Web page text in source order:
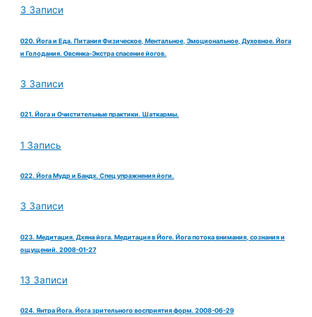
3 Записи
020. Йога и Еда. Питания Физическое, Ментальное, Эмоциональное, Духовное. Йога
и Голодания. Овсянка-Экстра спасение йогов.
3 Записи
021. Йога и Очистительные практики. Шаткармы.
1 Запись
022. Йога Мудр и Бандх. Спец упражнения йоги.
3 Записи
023. Медитация. Дхяна йога. Медитация в Йоге. Йога потока внимания, сознания и
ощущений. 2008-01-27
13 Записи
024. Янтра Йога. Йога зрительного восприятия форм. 2008-06-29